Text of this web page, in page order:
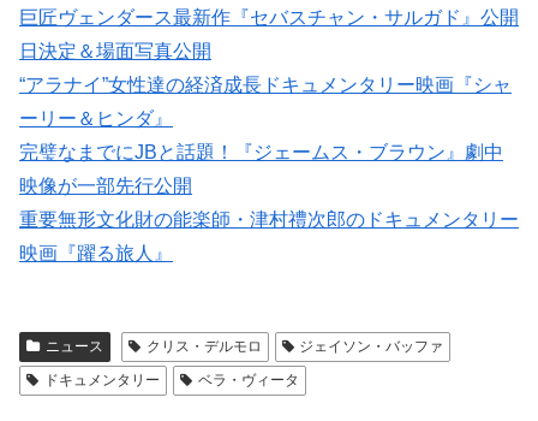
巨匠ヴェンダース最新作『セバスチャン・サルガド』公開
日決定＆場面写真公開
“アラナイ”女性達の経済成長ドキュメンタリー映画『シャ
ーリー＆ヒンダ』
完璧なまでにJBと話題！『ジェームス・ブラウン』劇中
映像が一部先行公開
重要無形文化財の能楽師・津村禮次郎のドキュメンタリー
映画『躍る旅人』
ニュース クリス・デルモロ
ジェイソン・バッファ
ドキュメンタリー
ベラ・ヴィータ